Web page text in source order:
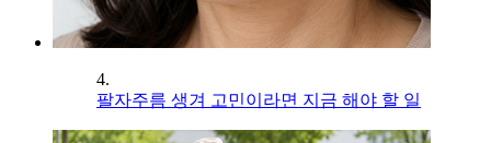
4.
팔자주름 생겨 고민이라면 지금 해야 할 일